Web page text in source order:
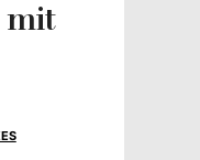
mit